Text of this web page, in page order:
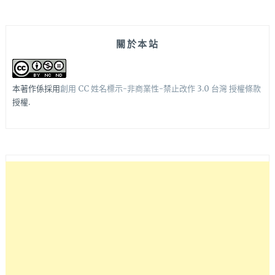
關於本站
本著作係採用創用 CC 姓名標示-非商業性-禁止改作 3.0 台灣 授權條款
授權.